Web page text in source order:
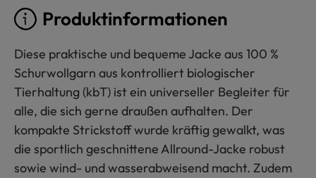
Produktinformationen
Diese praktische und bequeme Jacke aus 100 %
Schurwollgarn aus kontrolliert biologischer
Tierhaltung (kbT) ist ein universeller Begleiter für
alle, die sich gerne draußen aufhalten. Der
kompakte Strickstoff wurde kräftig gewalkt, was
die sportlich geschnittene Allround-Jacke robust
sowie wind- und wasserabweisend macht. Zudem